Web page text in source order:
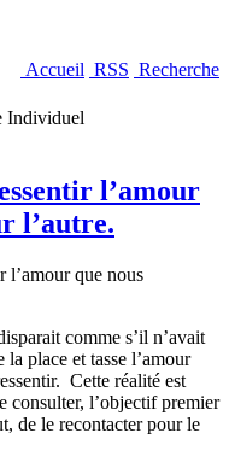
Accueil RSS Recherche
Individuel
l’amour
l’autre.
comme s’il n’avait
place et tasse l’amour
Cette réalité est
consulter, l’objectif premier
de le recontacter pour le